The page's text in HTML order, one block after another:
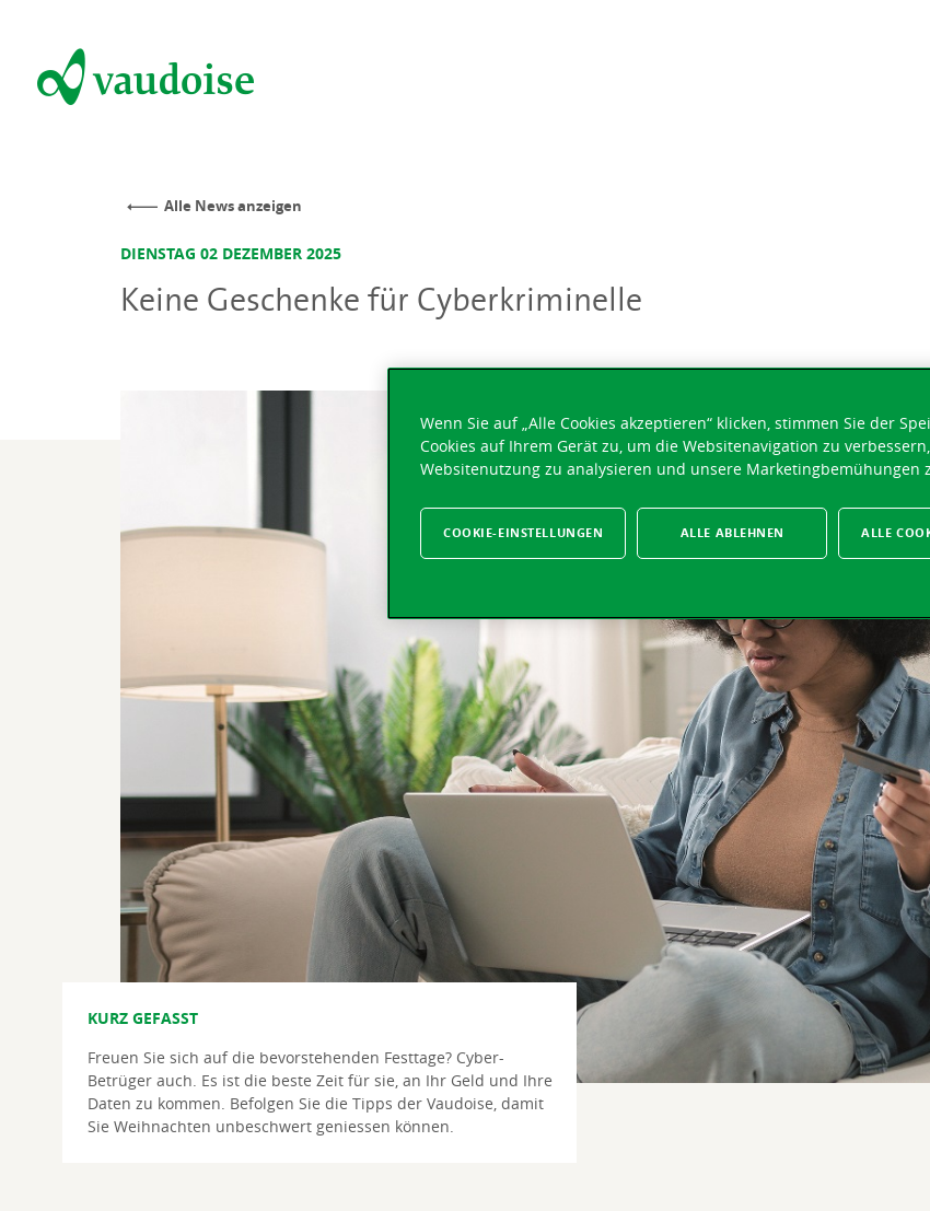
Alle News anzeigen
DIENSTAG 02 DEZEMBER 2025
Keine Geschenke für Cyberkriminelle
KURZ GEFASST
Freuen Sie sich auf die bevorstehenden Festtage? Cyber-
Betrüger auch. Es ist die beste Zeit für sie, an Ihr Geld und Ihre
Daten zu kommen. Befolgen Sie die Tipps der Vaudoise, damit
Sie Weihnachten unbeschwert geniessen können.
Wenn Sie auf „Alle Cookies akzeptieren“ klicken, stimmen Sie der
Cookies auf Ihrem Gerät zu, um die Websitenavigation zu
Websitenutzung zu analysieren und unsere Marketingbemühungen
ALLE ABLEHNEN ALLE
COOKIE-EINSTELLUNGEN